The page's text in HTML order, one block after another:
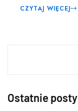
CZYTAJ WIĘCEJ
Ostatnie posty